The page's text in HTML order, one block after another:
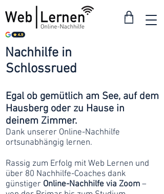
Schlossrued
Nachhilfe in
Egal ob gemütlich am See, auf dem
Hausberg oder zu Hause in
deinem Zimmer.
Dank unserer Online-Nachhilfe
ortsunabhängig lernen.
Rassig zum Erfolg mit Web Lernen und
über 80 Nachhilfe-Coaches dank
günstiger Online-Nachhilfe via Zoom –